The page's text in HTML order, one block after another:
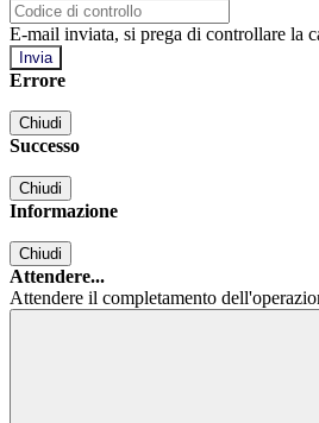
E-mail inviata, si prega di controllare la
Errore
Chiudi
Successo
Chiudi
Informazione
Chiudi
Attendere...
Attendere il completamento